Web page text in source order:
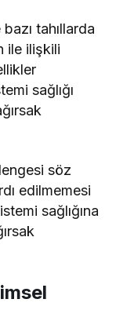
tahıllarda
ile ilişkili
sağlığı
söz
edilmemesi
sağlığına